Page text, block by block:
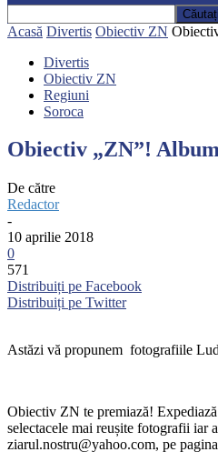
Acasă Divertis Obiectiv ZN
Divertis
Obiectiv ZN
Regiuni
Soroca
Obiectiv „ZN”!
De către
Redactor
-
10 aprilie 2018
0
571
Distribuiți pe Facebook
Distribuiți pe Twitter
Astăzi vă propunem fotografiile
Obiectiv ZN te premiază!
selectacele mai reușite fotografii iar
ziarul.nostru@yahoo.com, pe